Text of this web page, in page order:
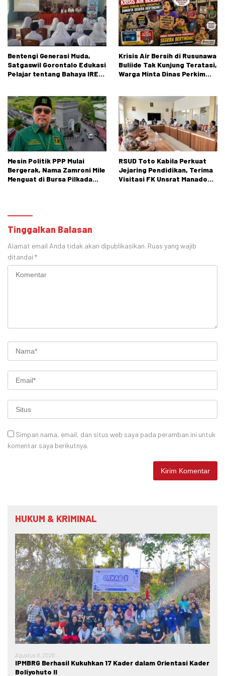
Bentengi Generasi Muda,
Satgaswil Gorontalo Edukasi
Pelajar tentang Bahaya IRET,
Krisis Air Bersih di Rusunawa
Buliide Tak Kunjung Teratasi,
Warga Minta Dinas Perkim
Mesin Politik PPP Mulai
Bergerak, Nama Zamroni Mile
Menguat di Bursa Pilkada
RSUD Toto Kabila Perkuat
Jejaring Pendidikan, Terima
Visitasi FK Unsrat Manado
Tinggalkan Balasan
Alamat email Anda tidak akan dipublikasikan. Ruas yang wajib
ditandai *
Simpan nama, email, dan situs web saya pada peramban ini untuk
komentar saya berikutnya.
HUKUM & KRIMINAL
Agustus 8, 2026
IPMBRG Berhasil Kukuhkan 17 Kader dalam Orientasi Kader
Boliyohuto II